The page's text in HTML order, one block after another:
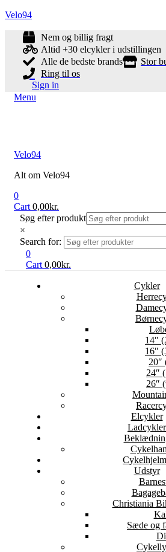
Velo94
Nem og billig fragt
Altid +30 elcykler i udstillingen
Alle de bedste brands
Stor
Ring til os
Sign in
Menu
Velo94
Alt om Velo94
0
Cart 0,00kr.
Søg efter produkt
×
Search for:
0
Cart 0,00kr.
Cykler
14″
16″
20″
24″
26″
Elcykler
Ladcykler
Udstyr
Christiania
Sæde og